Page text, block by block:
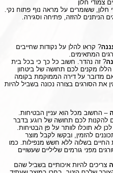
צמודי חלון
חלון, ששומרים על מראה נוף פתוח נקי.
הניתנים להזזה, פתיחה וסגירה.
? קראו להלן על נקודות שחייבים
המתאימים.
? זה נהדר. חשוב כל כך כי בכל בית
הללו מקנים לכם תחושה של ביטחון
מדובר על דירה הממוקמת בקומה
את הסורגים בצורה נכונה בשביל להיות
– החשוב מכל הוא עניין הבטיחות.
להקנות לכם תחושה של רוגע בדבר
לא תוכלו לוותר על פן הבטיחות.
להזמין, ובקשו לקבל מוצר
בשלוה ללא חשש מנפילות. כמו
מפני גורמים שליליים שעשויים
צריכים להיות איכותיים בשביל שהם